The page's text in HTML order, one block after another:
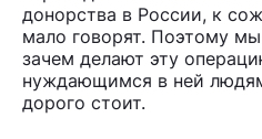
донорства в России, к
мало говорят. Поэтому
зачем делают эту
нуждающимся в ней
дорого стоит.